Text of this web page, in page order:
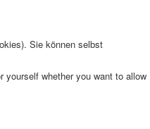
Sie können selbst
whether you want to allow